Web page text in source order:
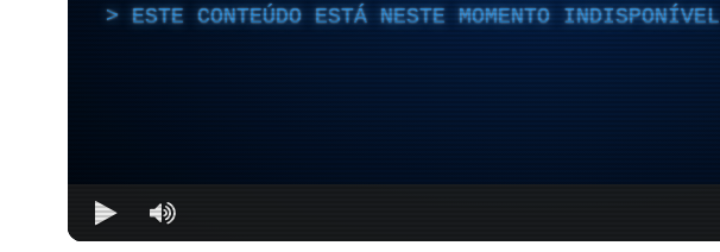
ESTE CONTEÚDO ESTÁ NESTE MOMENTO INDISPONÍVEL